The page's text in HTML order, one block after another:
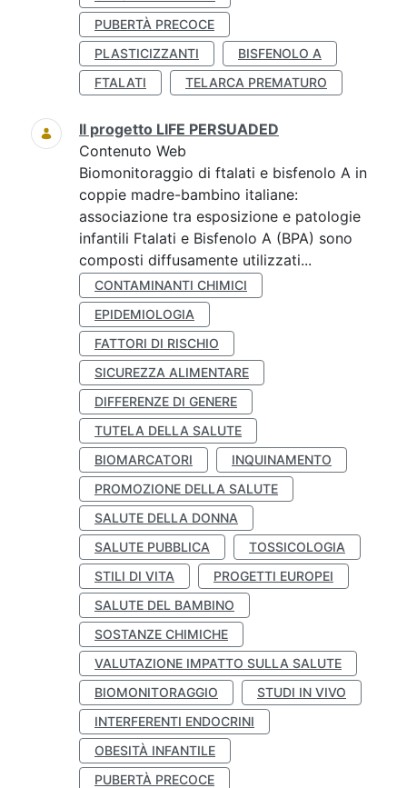
PUBERTÀ PRECOCE
PLASTICIZZANTI
BISFENOLO A
FTALATI
TELARCA PREMATURO
Il progetto LIFE PERSUADED
Contenuto Web
Biomonitoraggio di ftalati e bisfenolo A in
coppie madre-bambino italiane:
associazione tra esposizione e patologie
infantili Ftalati e Bisfenolo A (BPA) sono
composti diffusamente utilizzati...
CONTAMINANTI CHIMICI
EPIDEMIOLOGIA
FATTORI DI RISCHIO
SICUREZZA ALIMENTARE
DIFFERENZE DI GENERE
TUTELA DELLA SALUTE
BIOMARCATORI
INQUINAMENTO
PROMOZIONE DELLA SALUTE
SALUTE DELLA DONNA
SALUTE PUBBLICA
TOSSICOLOGIA
STILI DI VITA
PROGETTI EUROPEI
SALUTE DEL BAMBINO
SOSTANZE CHIMICHE
VALUTAZIONE IMPATTO SULLA SALUTE
BIOMONITORAGGIO
STUDI IN VIVO
INTERFERENTI ENDOCRINI
OBESITÀ INFANTILE
PUBERTÀ PRECOCE